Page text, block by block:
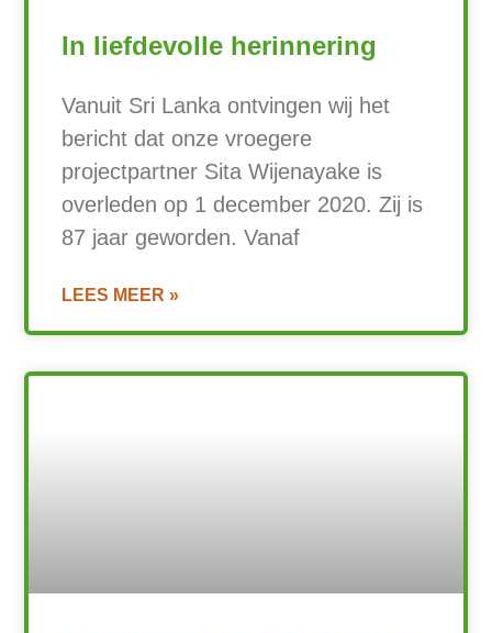
In liefdevolle herinnering
Vanuit Sri Lanka ontvingen wij het
bericht dat onze vroegere
projectpartner Sita Wijenayake is
overleden op 1 december 2020. Zij is
87 jaar geworden. Vanaf
LEES MEER »